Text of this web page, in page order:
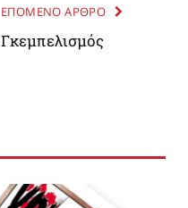
ΕΠΟΜΕΝΟ ΑΡΘΡΟ
Γκεμπελισμός